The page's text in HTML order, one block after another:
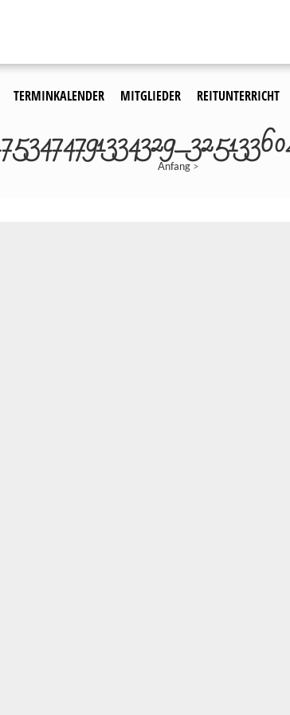
TERMINKALENDER MITGLIEDER REITUNTERRICHT
Anfang>